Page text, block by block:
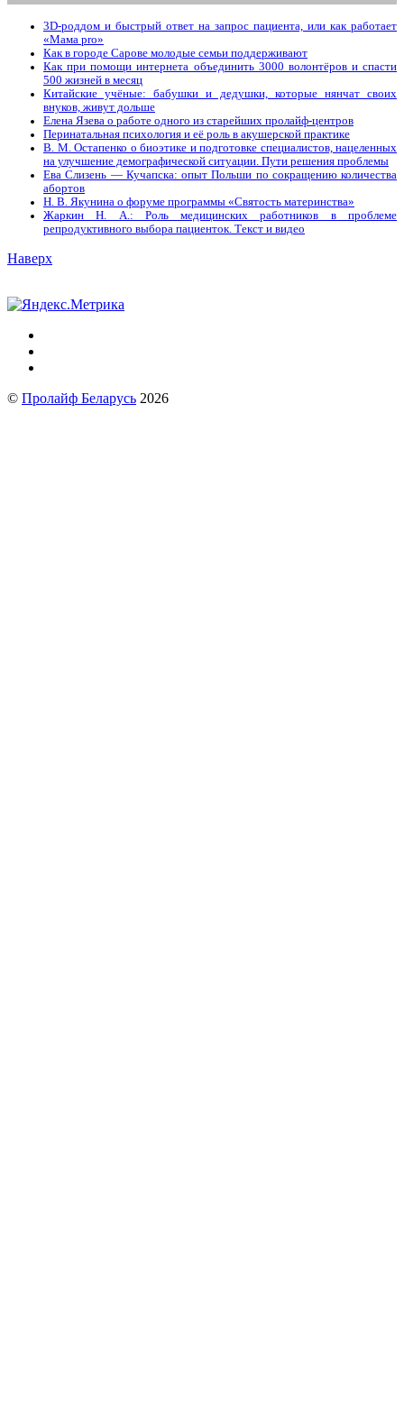
3D-роддом и быстрый ответ на запрос пациента, или как работает
«Мама prо»
Как в городе Сарове молодые семьи поддерживают
Как при помощи интернета объединить 3000 волонтёров и спасти
500 жизней в месяц
Китайские учёные: бабушки и дедушки, которые нянчат своих
внуков, живут дольше
Елена Язева о работе одного из старейших пролайф-центров
Перинатальная психология и её роль в акушерской практике
В. М. Остапенко о биоэтике и подготовке специалистов, нацеленных
на улучшение демографической ситуации. Пути решения проблемы
Ева Слизень — Кучапска: опыт Польши по сокращению количества
абортов
Н. В. Якунина о форуме программы «Святость материнства»
Жаркин Н. А.: Роль медицинских работников в проблеме
репродуктивного выбора пациенток. Tекст и видео
Наверх
© Пролайф Беларусь 2026